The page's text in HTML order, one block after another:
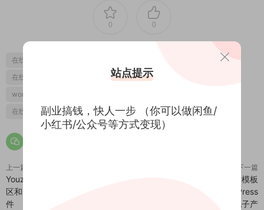
0 0
在线教学网站模板
在线课程网站
在线学习平台
wordpress在线培训
wordpress在线培训主题
在线培训网站模板
在线教育网站模板
上一篇
Youzify v3.5.5 - BuddyPress 社
区和 WordPress 用户配置文件插
件
下一篇
Elessi v6.2.0商城网站模板
WooCommerce AJAX WordPress
主题 跨境电商独立站时尚电子产
站点提示
副业搞钱，快人一步 （你可以做闲鱼/
小红书/公众号等方式变现）